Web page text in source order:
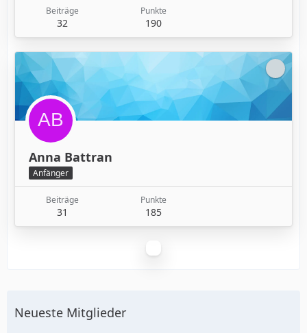
Beiträge
32
Punkte
190
Anna Battran
Anfänger
Beiträge
31
Punkte
185
Neueste Mitglieder